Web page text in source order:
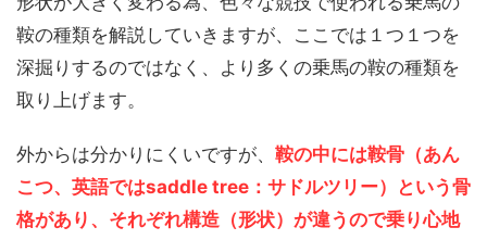
鞍の種類を解説していきますが、ここでは１つ１つを
深掘りするのではなく、より多くの乗馬の鞍の種類を
取り上げます。
外からは分かりにくいですが、 鞍の中には鞍骨（あん
こつ、英語ではsaddle tree：サドルツリー）という骨
格があり、それぞれ構造（形状）が違うので乗り心地